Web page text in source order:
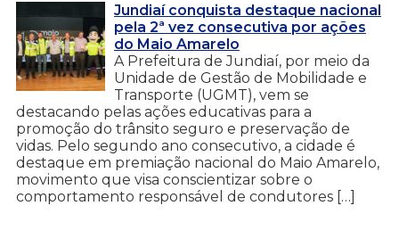
Jundiaí conquista destaque nacional
pela 2ª vez consecutiva por ações
do Maio Amarelo
A Prefeitura de Jundiaí, por meio da
Unidade de Gestão de Mobilidade e
Transporte (UGMT), vem se
destacando pelas ações educativas para a
promoção do trânsito seguro e preservação de
vidas. Pelo segundo ano consecutivo, a cidade é
destaque em premiação nacional do Maio Amarelo,
movimento que visa conscientizar sobre o
comportamento responsável de condutores […]